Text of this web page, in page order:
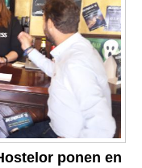
ponen en